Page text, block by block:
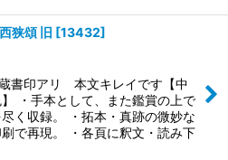
狭頌 旧 [13432]
書印アリ 本文キレイです【中
・手本として、また鑑賞の上で
く収録。 ・拓本・真跡の微妙な
で再現。 ・各頁に釈文・読み下